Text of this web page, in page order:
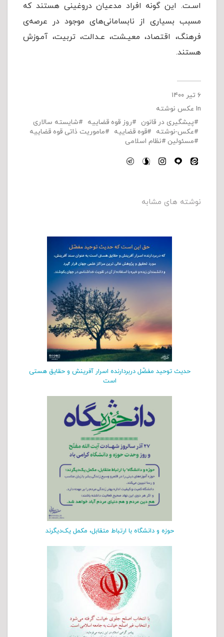
اسـت. این گونه افراد مدعیان دروغینی هستند که
مسبب بسیاری از نابسامانی‌های موجود در عرصه‌ی
فرهنگ، اقتصاد، معیـشت، عـدالت، تربیت، آمـوزش
هستند.
۶ تیر ۱۴۰۰
In عکس نوشته
پیشگیری در قانون
روز قوه قضاییه
شایسته سالاری
عکس-نوشته
قوه قضاییه
ماموریت ذاتی قوه قضاییه
مسئولین
نظام اسلامی
نوشته های مشابه
حدیث توحید مفضّل دربردارنده اسرار آفرینش و حقایق هستی
است
حوزه و دانشگاه‏ با ارتباط متقابل، مکمل یک‌دیگرند